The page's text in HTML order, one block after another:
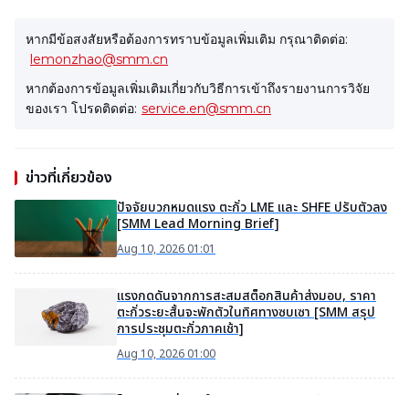
หากมีข้อสงสัยหรือต้องการทราบข้อมูลเพิ่มเติม กรุณาติดต่อ:
lemonzhao@smm.cn
หากต้องการข้อมูลเพิ่มเติมเกี่ยวกับวิธีการเข้าถึงรายงานการวิจัย
ของเรา โปรดติดต่อ: service.en@smm.cn
ข่าวที่เกี่ยวข้อง
ปัจจัยบวกหมดแรง ตะกั่ว LME และ SHFE ปรับตัวลง
[SMM Lead Morning Brief]
Aug 10, 2026 01:01
แรงกดดันจากการสะสมสต็อกสินค้าส่งมอบ, ราคา
ตะกั่วระยะสั้นจะพักตัวในทิศทางซบเซา [SMM สรุป
การประชุมตะกั่วภาคเช้า]
Aug 10, 2026 01:00